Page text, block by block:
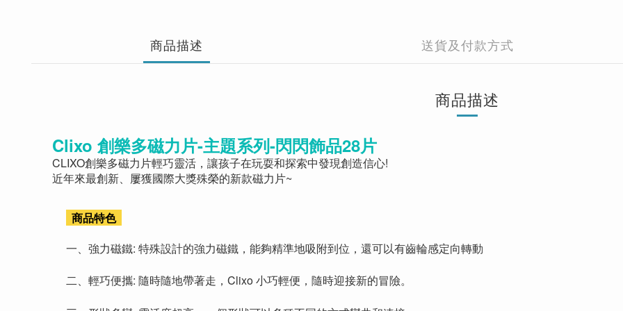
商品描述 送貨及付款方式
商品描述
Clixo 創樂多磁力片-主題系列-閃閃飾品28片
CLIXO創樂多磁力片輕巧靈活，讓孩子在玩耍和探索中發現創造信心!
近年來最創新、屢獲國際大獎殊榮的新款磁力片~
商品特色
一、強力磁鐵: 特殊設計的強力磁鐵，能夠精準地吸附到位，還可以有齒輪感定向轉動
二、輕巧便攜: 隨時隨地帶著走，Clixo 小巧輕便，隨時迎接新的冒險。